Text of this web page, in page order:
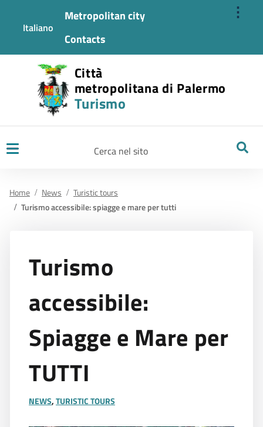
⋮
Italiano
Metropolitan city
Contacts
Città
metropolitana di Palermo
Turismo
Home News
Turistic tours
Turismo accessibile: spiagge e mare per tutti
Turismo
accessibile:
Spiagge e Mare per
TUTTI
NEWS,TURISTIC TOURS